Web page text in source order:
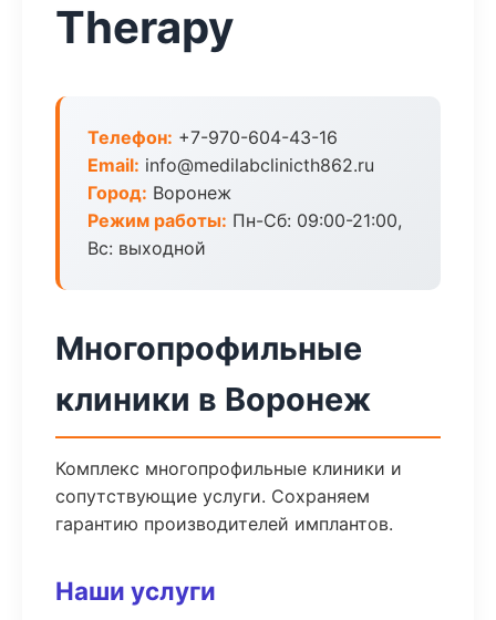
Therapy
Телефон: +7-970-604-43-16
Email: info@medilabclinicth862.ru
Город: Воронеж
Режим работы: Пн-Сб: 09:00-21:00,
Вс: выходной
Многопрофильные
клиники в Воронеж
Комплекс многопрофильные клиники и
сопутствующие услуги. Сохраняем
гарантию производителей имплантов.
Наши услуги